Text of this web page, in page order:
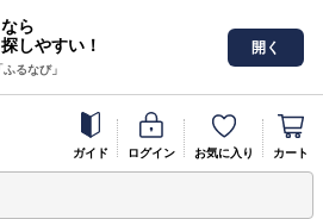
ら
しやすい！
るなび」
開く
ガイド ログイン お気に入り カート